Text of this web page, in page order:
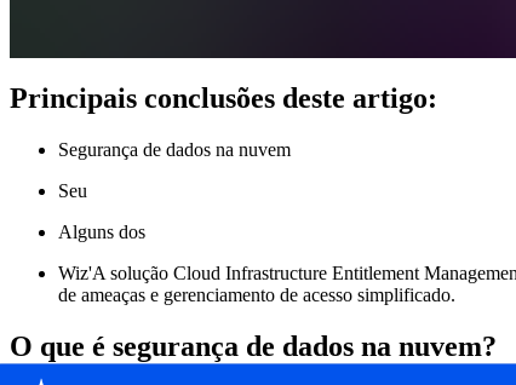
Principais conclusões deste artigo:
Segurança de dados na nuvem
Seu
Alguns dos
Wiz'A solução Cloud Infrastructure Entitlement
de ameaças e gerenciamento de acesso simplificado.
O que é segurança de dados na nuvem?